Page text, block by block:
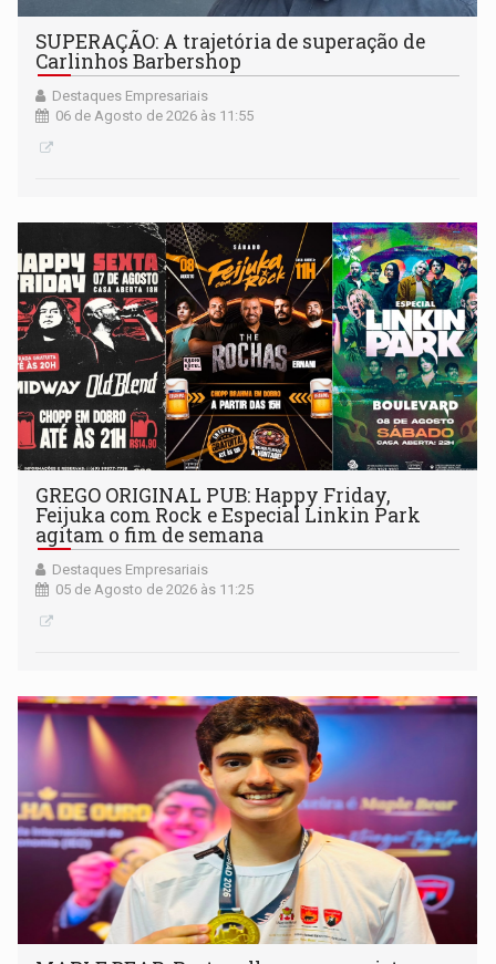
SUPERAÇÃO: A trajetória de superação de
Carlinhos Barbershop
Destaques Empresariais
06 de Agosto de 2026 às 11:55
GREGO ORIGINAL PUB: Happy Friday,
Feijuka com Rock e Especial Linkin Park
agitam o fim de semana
Destaques Empresariais
05 de Agosto de 2026 às 11:25